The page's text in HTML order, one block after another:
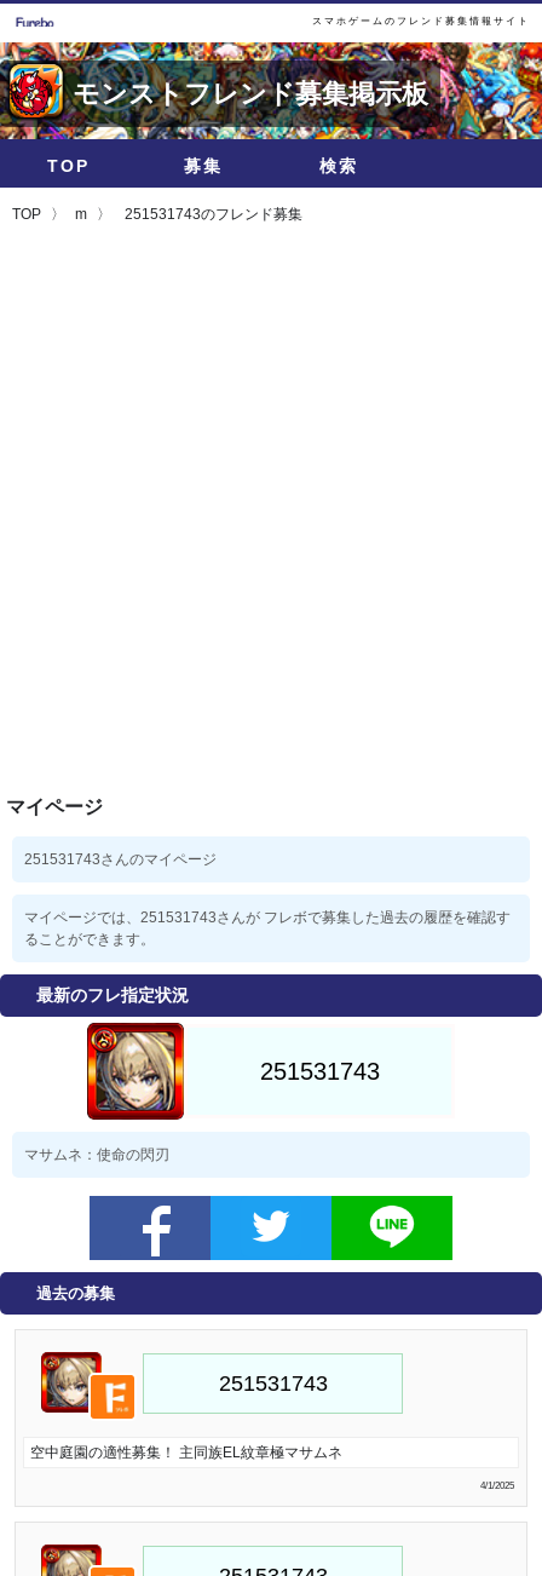
スマホゲームのフレンド募集情報サイト
モンストフレンド募集掲示板
TOP 募集 検索
TOP m 251531743のフレンド募集
マイページ
251531743さんのマイページ
マイページでは、251531743さんが フレボで募集した過去の履歴を確認す
ることができます。
最新のフレ指定状況
マサムネ：使命の閃刃
過去の募集
空中庭園の適性募集！ 主同族EL紋章極マサムネ
4/1/2025